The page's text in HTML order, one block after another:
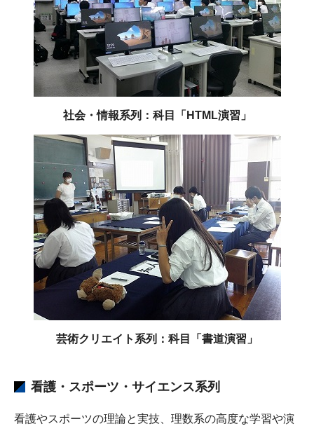
社会・情報系列：科目「HTML演習」
芸術クリエイト系列：科目「書道演習」
看護・スポーツ・サイエンス系列
看護やスポーツの理論と実技、理数系の高度な学習や演